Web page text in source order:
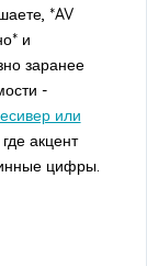
*AV
и
заранее
-
или
акцент
цифры.